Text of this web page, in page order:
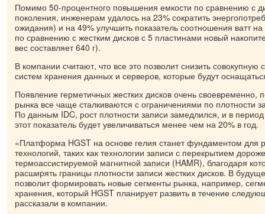
Помимо 50-процентного повышения емкости по сравнению с
поколения, инженерам удалось на 23% сократить
ожидания) и на 49% улучшить показатель соотношения ватт
по сравнению с жестким дисков с 5 пластинами новый
вес составляет 640 г).
В компании считают, что все это позволит снизить совокупную
систем хранения данных и серверов, которые будут
Появление герметичных жестких дисков очень своевременно,
рынка все чаще сталкиваются с ограничениями по плотности
По данным IDC, рост плотности записи замедлился, и в
этот показатель будет увеличиваться менее чем на 20% в год.
«Платформа HGST на основе гелия станет фундаментом для
технологий, таких как технологии записи с перекрытием
термоассистируемой магнитной записи (HAMR), благодаря
расширять границы плотности записи жестких дисков. В
позволит формировать новые сегменты рынка, например,
хранения, который HGST планирует развить в течение
рассказали в компании.